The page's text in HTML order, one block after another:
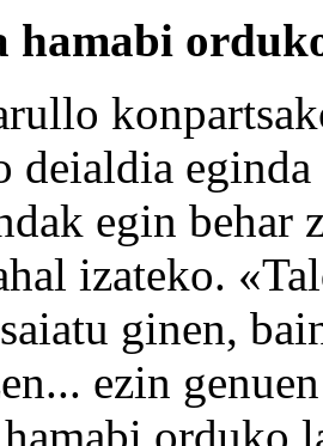
hamabi
deialdia
egin behar
izateko.
ginen,
ezin
orduko